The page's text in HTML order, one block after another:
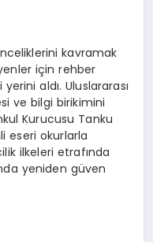
kavramak
için rehber
aldı. Uluslararası
ve bilgi birikimini
Kurucusu Tanku
eseri okurlarla
ilkeleri etrafında
yeniden güven